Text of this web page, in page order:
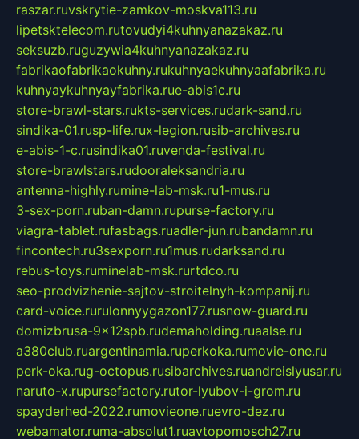
raszar.ruvskrytie-zamkov-moskva113.ru
lipetsktelecom.rutovudyi4kuhnyanazakaz.ru
seksuzb.ruguzywia4kuhnyanazakaz.ru
fabrikaofabrikaokuhny.rukuhnyaekuhnyaafabrika.ru
kuhnyaykuhnyayfabrika.rue-abis1c.ru
store-brawl-stars.rukts-services.rudark-sand.ru
sindika-01.rusp-life.rux-legion.rusib-archives.ru
e-abis-1-c.rusindika01.ruvenda-festival.ru
store-brawlstars.rudooraleksandria.ru
antenna-highly.rumine-lab-msk.ru1-mus.ru
3-sex-porn.ruban-damn.rupurse-factory.ru
viagra-tablet.rufasbags.ruadler-jun.rubandamn.ru
fincontech.ru3sexporn.ru1mus.rudarksand.ru
rebus-toys.ruminelab-msk.rurtdco.ru
seo-prodvizhenie-sajtov-stroitelnyh-kompanij.ru
card-voice.rurulonnyygazon177.rusnow-guard.ru
domizbrusa-9x12spb.rudemaholding.ruaalse.ru
a380club.ruargentinamia.ruperkoka.rumovie-one.ru
perk-oka.rug-octopus.rusibarchives.ruandreislyusar.ru
naruto-x.rupursefactory.rutor-lyubov-i-grom.ru
spayderhed-2022.rumovieone.ruevro-dez.ru
webamator.ruma-absolut1.ruavtopomosch27.ru